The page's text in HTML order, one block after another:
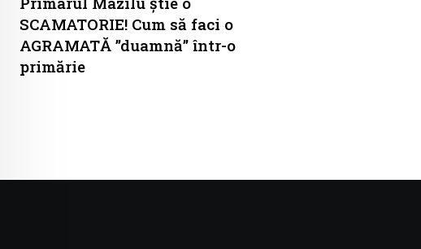
SCAMATORIE! Cum să faci o
AGRAMATĂ ”duamnă” într-o
primărie